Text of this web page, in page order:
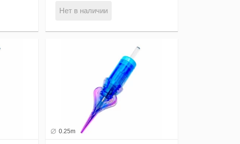
Нет в наличии
0.25m